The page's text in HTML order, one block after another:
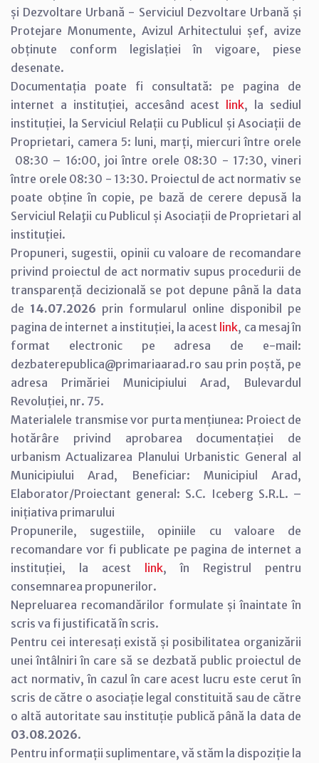
și Dezvoltare Urbană - Serviciul Dezvoltare Urbană și
Protejare Monumente, Avizul Arhitectului șef, avize
obținute conform legislației în vigoare, piese
desenate.
Documentația poate fi consultată: pe pagina de
internet a instituției, accesând acest link, la sediul
instituției, la Serviciul Relații cu Publicul și Asociații de
Proprietari, camera 5: luni, marți, miercuri între orele
08:30 – 16:00, joi între orele 08:30 - 17:30, vineri
între orele 08:30 - 13:30. Proiectul de act normativ se
poate obține în copie, pe bază de cerere depusă la
Serviciul Relaţii cu Publicul și Asociații de Proprietari al
instituției.
Propuneri, sugestii, opinii cu valoare de recomandare
privind proiectul de act normativ supus procedurii de
transparență decizională se pot depune până la data
de 14.07.2026 prin formularul online disponibil pe
pagina de internet a instituției, la acest link, ca mesaj în
format electronic pe adresa de e-mail:
dezbaterepublica@primariaarad.ro sau prin poștă, pe
adresa Primăriei Municipiului Arad, Bulevardul
Revoluției, nr. 75.
Materialele transmise vor purta mențiunea: Proiect de
hotărâre privind aprobarea documentației de
urbanism Actualizarea Planului Urbanistic General al
Municipiului Arad, Beneficiar: Municipiul Arad,
Elaborator/Proiectant general: S.C. Iceberg S.R.L. –
inițiativa primarului
Propunerile, sugestiile, opiniile cu valoare de
recomandare vor fi publicate pe pagina de internet a
instituției, la acest link, în Registrul pentru
consemnarea propunerilor.
Nepreluarea recomandărilor formulate și înaintate în
scris va fi justificată în scris.
Pentru cei interesați există și posibilitatea organizării
unei întâlniri în care să se dezbată public proiectul de
act normativ, în cazul în care acest lucru este cerut în
scris de către o asociație legal constituită sau de către
o altă autoritate sau instituție publică până la data de
03.08.2026.
Pentru informații suplimentare, vă stăm la dispoziție la